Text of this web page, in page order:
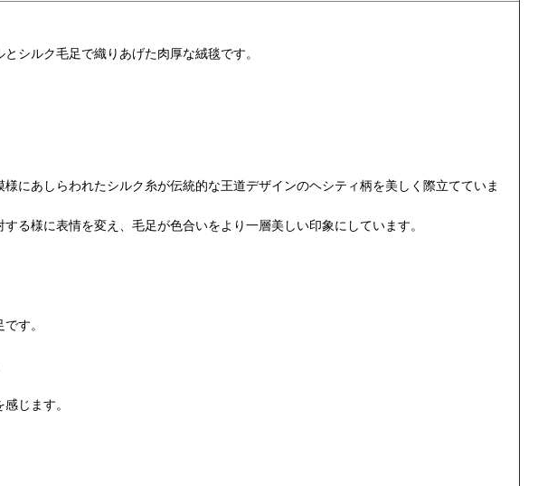
シルク毛足で織りあげた肉厚な絨毯です。
にあしらわれたシルク糸が伝統的な王道デザインのヘシティ柄を美しく際立てていま
る様に表情を変え、毛足が色合いをより一層美しい印象にしています。
す。
じます。